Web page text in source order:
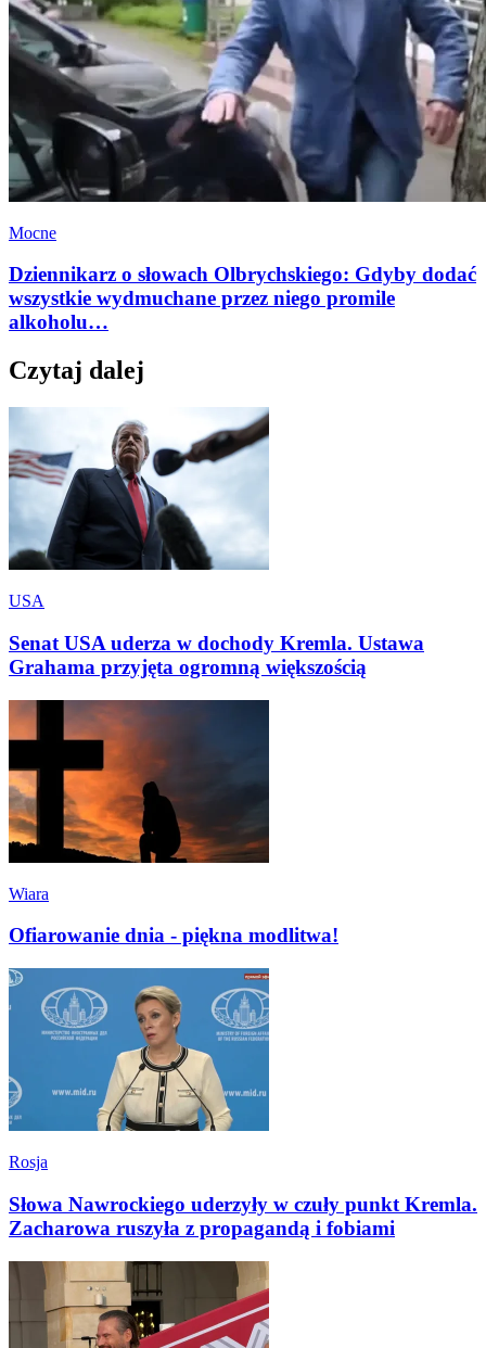
Mocne
Dziennikarz o słowach Olbrychskiego: Gdyby dodać
wszystkie wydmuchane przez niego promile
alkoholu…
Czytaj dalej
USA
Senat USA uderza w dochody Kremla. Ustawa
Grahama przyjęta ogromną większością
Wiara
Ofiarowanie dnia - piękna modlitwa!
Rosja
Słowa Nawrockiego uderzyły w czuły punkt Kremla.
Zacharowa ruszyła z propagandą i fobiami